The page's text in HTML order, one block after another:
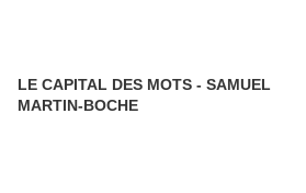
LE CAPITAL DES MOTS - SAMUEL
MARTIN-BOCHE